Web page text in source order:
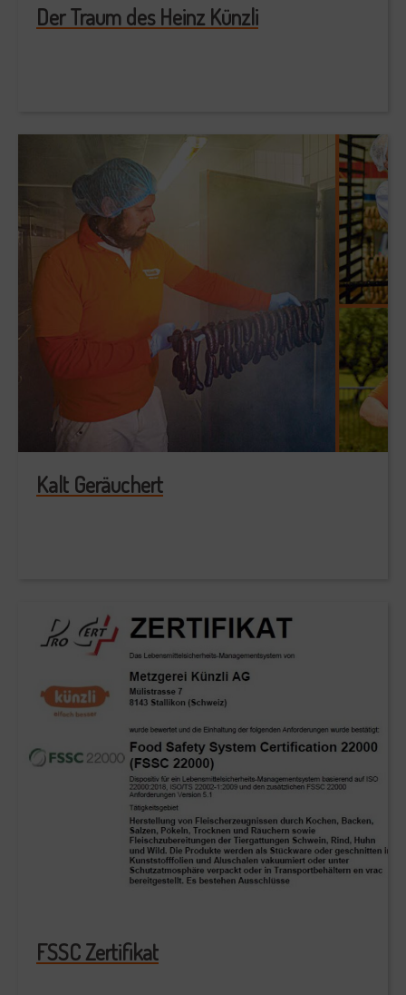
Der Traum des Heinz Künzli
Kalt Geräuchert
FSSC Zertifikat